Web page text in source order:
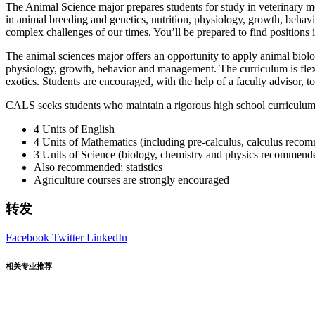
The Animal Science major prepares students for study in veterinary
in animal breeding and genetics, nutrition, physiology, growth,
complex challenges of our times. You’ll be prepared to find
The animal sciences major offers an opportunity to apply animal
physiology, growth, behavior and management. The curriculum is
exotics. Students are encouraged, with the help of a faculty advisor,
CALS seeks students who maintain a rigorous high school
4 Units of English
4 Units of Mathematics (including pre-calculus, calculus
3 Units of Science (biology, chemistry and physics
Also recommended: statistics
Agriculture courses are strongly encouraged
转发
Facebook TwitterLinkedIn
相关专业推荐